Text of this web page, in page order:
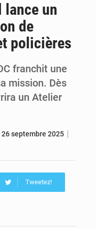
RDC : Raïssa Malu lance les préparatifs d’une Table ronde nationale sur l’éducation inclusive des enfants handicapés
Shadary et Minaku enfin transférés à l’auditorat militaire après 200 jours d’opacité
lance un
de
policières
franchit une
mission. Dès
un Atelier
26 septembre 2025
Tweetez!